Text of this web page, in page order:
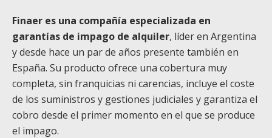
Finaer es una compañía especializada en
garantías de impago de alquiler, líder en Argentina
y desde hace un par de años presente también en
España. Su producto ofrece una cobertura muy
completa, sin franquicias ni carencias, incluye el coste
de los suministros y gestiones judiciales y garantiza el
cobro desde el primer momento en el que se produce
el impago.